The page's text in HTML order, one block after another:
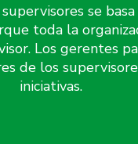
se
toda la
Los gerentes
de los
iniciativas.